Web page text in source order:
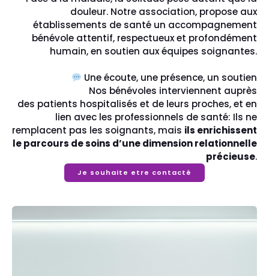
douleur. Notre association, propose aux
établissements de santé un accompagnement
bénévole attentif, respectueux et profondément
humain, en soutien aux équipes soignantes.
Une écoute, une présence, un soutien
Nos bénévoles interviennent auprès
des patients hospitalisés et de leurs proches, et en
lien avec les professionnels de santé: Ils ne
remplacent pas les soignants, mais ils enrichissent
le parcours de soins d’une dimension relationnelle
précieuse.
Je souhaite etre contacté